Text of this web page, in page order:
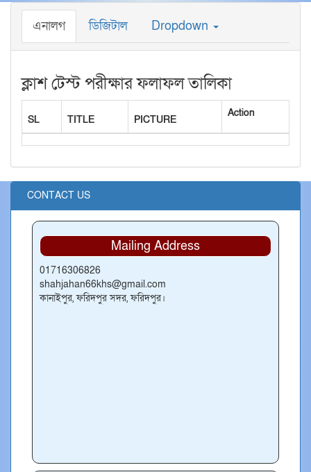
এনালগ ডিজিটাল Dropdown
ক্লাশ টেস্ট পরীক্ষার ফলাফল তালিকা
SL TITLE PICTURE
Action
CONTACT US
Mailing Address
01716306826
shahjahan66khs@gmail.com
কানাইপুর, ফরিদপুর সদর, ফরিদপুর।